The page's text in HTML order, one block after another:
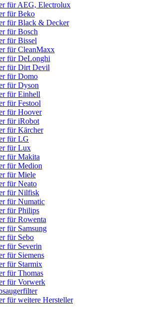
für AEG, Electrolux
für Beko
für Black & Decker
für Bosch
für Bissel
für CleanMaxx
für DeLonghi
für Dirt Devil
für Domo
für Dyson
für Einhell
für Festool
für Hoover
für iRobot
für Kärcher
für LG
für Lux
für Makita
für Medion
für Miele
für Neato
für Nilfisk
für Numatic
für Philips
für Rowenta
für Samsung
für Sebo
für Severin
für Siemens
für Starmix
für Thomas
für Vorwerk
für weitere Hersteller